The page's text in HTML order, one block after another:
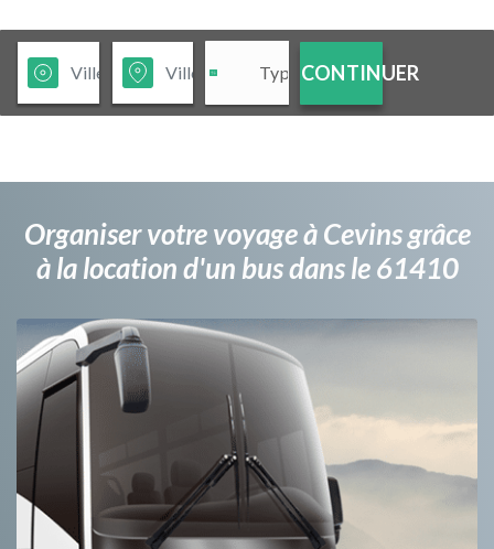
CONTINUER
Organiser votre voyage à Cevins grâce
à la location d'un bus dans le 61410